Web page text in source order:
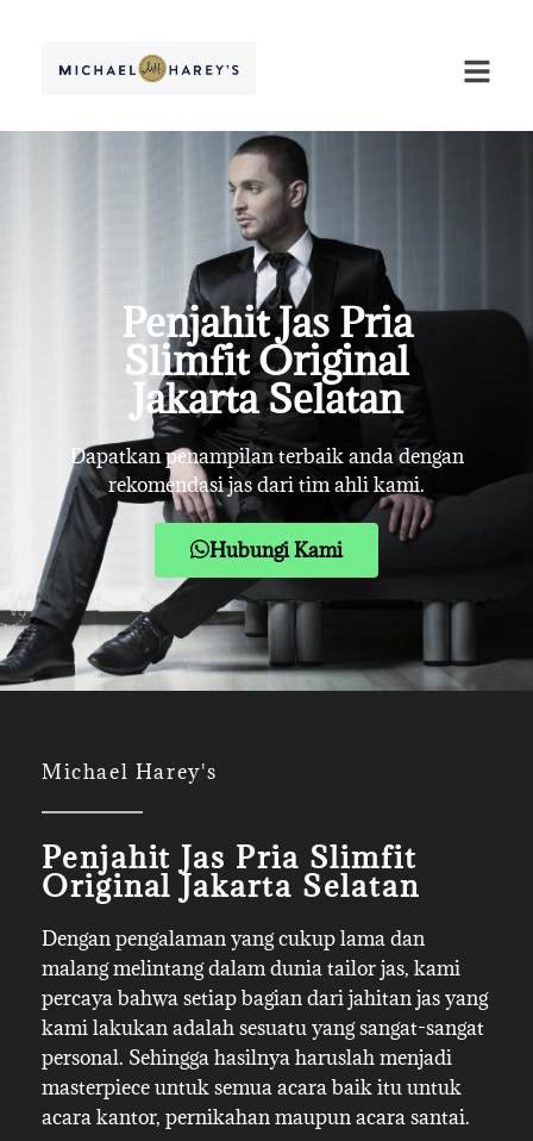
Penjahit Jas Pria
Slimfit Original
Jakarta Selatan
Dapatkan penampilan terbaik anda dengan
rekomendasi jas dari tim ahli kami.
Hubungi Kami
Michael Harey's
Penjahit Jas Pria Slimfit
Original Jakarta Selatan
Dengan pengalaman yang cukup lama dan
malang melintang dalam dunia tailor jas, kami
percaya bahwa setiap bagian dari jahitan jas yang
kami lakukan adalah sesuatu yang sangat-sangat
personal. Sehingga hasilnya haruslah menjadi
masterpiece untuk semua acara baik itu untuk
acara kantor, pernikahan maupun acara santai.